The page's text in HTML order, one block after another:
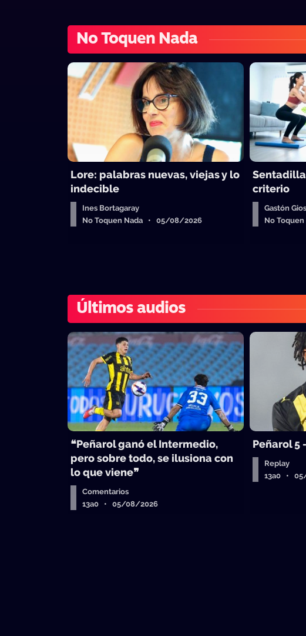
No Toquen Nada
Lore: palabras nuevas, viejas y lo
indecible
Ines Bortagaray
No Toquen Nada • 05/08/2026
criterio
Gastón
No
Últimos audios
❝Peñarol ganó el Intermedio,
pero sobre todo, se ilusiona con
lo que viene❞
Comentarios
13a0 • 05/08/2026
Peñarol 5
Replay
13a0 •